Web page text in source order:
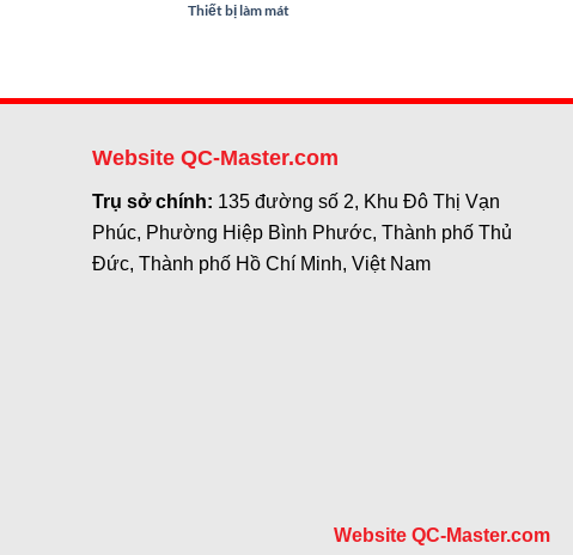
Thiết bị làm mát
Website QC-Master.com
Trụ sở chính: 135 đường số 2, Khu Đô Thị Vạn
Phúc, Phường Hiệp Bình Phước, Thành phố Thủ
Đức, Thành phố Hồ Chí Minh, Việt Nam
Website QC-Master.com